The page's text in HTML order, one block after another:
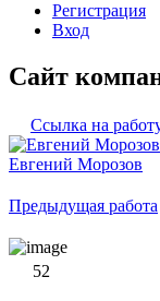
Регистрация
Вход
Сайт
Ссылка на
Евгений Морозов
Предыдущая работа
52